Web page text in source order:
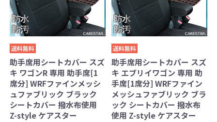
送料無料
助手席用シートカバー スズ
キ ワゴンR 専用 助手席[1
席分] WRFファインメッシ
ュファブリック ブラック
シートカバー 撥水布使用
Z-style ケアスター
送料無料
助手席用シートカバー スズ
キ エブリイワゴン 専用 助
手席[1席分] WRFファイン
メッシュファブリック ブラ
ック シートカバー 撥水布
使用 Z-style ケアスター